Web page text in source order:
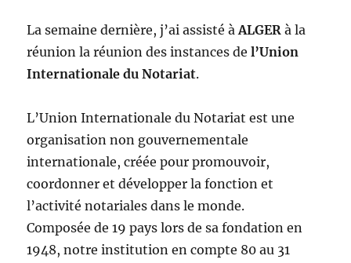
La semaine dernière, j’ai assisté àALGER à la
réunion la réunion des instances del’Union
Internationale du Notariat.
L’Union Internationale du Notariat est une
organisation non gouvernementale
internationale, créée pour promouvoir,
coordonner et développer la fonction et
l’activité notariales dans le monde.
Composée de 19 pays lors de sa fondation en
1948, notre institution en compte 80 au 31